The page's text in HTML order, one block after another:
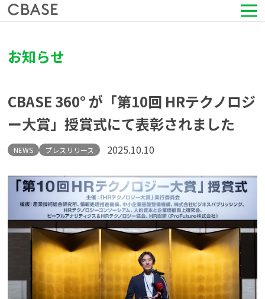
導入事例
セミナー情報
HRコラム
お知らせ
会社情報
よくある質問
お知らせ
CBASE 360° が「第10回 HRテクノロジ
ー大賞」授賞式にて表彰されました
NEWS プレスリリース 2025.10.10